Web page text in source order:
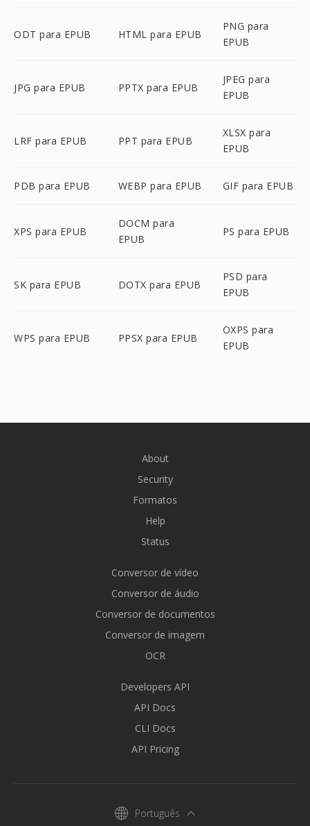
ODT para EPUB HTML para EPUB
PNG para
EPUB
JPG para EPUB PPTX para EPUB
JPEG para
EPUB
LRF para EPUB PPT para EPUB
XLSX para
EPUB
PDB para EPUB WEBP para EPUB GIF para EPUB
XPS para EPUB
DOCM para
EPUB
PS para EPUB
SK para EPUB DOTX para EPUB
PSD para
EPUB
WPS para EPUB PPSX para EPUB
OXPS para
EPUB
About
Security
Formatos
Help
Status
Conversor de vídeo
Conversor de áudio
Conversor de documentos
Conversor de imagem
OCR
Developers API
API Docs
CLI Docs
API Pricing
Português